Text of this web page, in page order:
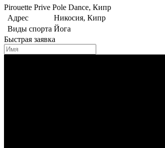
Pirouette Prive Pole Dance, Кипр
Адрес
Никосия, Кипр
Виды спорта Йога
Быстрая заявка